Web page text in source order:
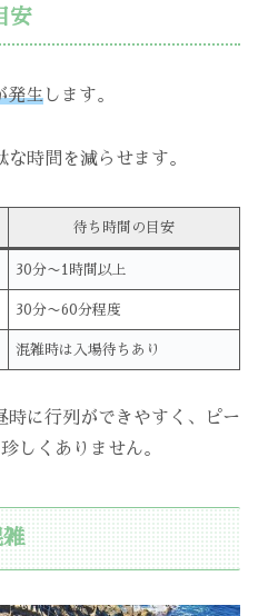
安
発生 します。
時間を減らせます。
待ち時間の目安
30分〜1時間以上
30分〜60分程度
混雑時は入場待ちあり
時に行列ができやすく、ピー
しくありません。
雑